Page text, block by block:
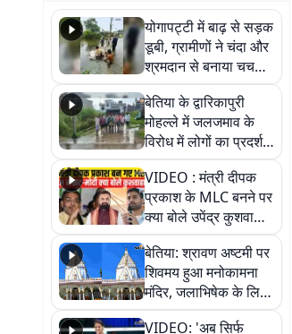
योगापट्टी में बाढ़ से सड़क
डूबी, ग्रामीणों ने चंदा और
श्रमदान से बनाया चचरी
पुल
बेतिया के द्वारिकापुरी
मोहल्ले में जलजमाव के
विरोध में लोगों का प्रदर्शन,
स्थायी समाधान की मांग
VIDEO : मंत्री दीपक
प्रकाश के MLC बनने पर
क्या बोले उपेंद्र कुशवाहा,
सुनिए
बेतिया: श्रावण अष्टमी पर
शिवमय हुआ मनोकामना
मंदिर, जलाभिषेक के लिए
लगी लंबी कतारें
VIDEO: 'अब सिर्फ